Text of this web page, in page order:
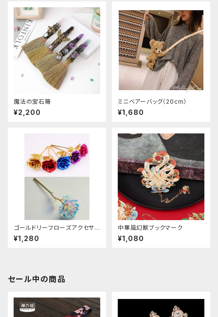
魔法の宝石箒
¥2,200
ミニベアーバッグ（20cm）
¥1,680
ゴールドリーフローズアクセサリ
ー
¥1,280
中華風幻獣ブックマーク
¥1,080
セール中の商品